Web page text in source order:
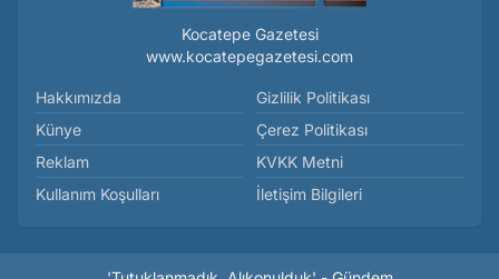
Kocatepe Gazetesi
www.kocatepegazetesi.com
Hakkımızda
Künye
Reklam
Kullanım Koşulları
Gizlilik Politikası
Çerez Politikası
KVKK Metni
İletişim Bilgileri